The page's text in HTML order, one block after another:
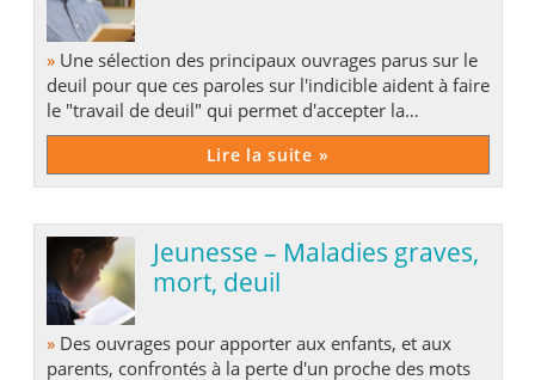
»Une sélection des principaux ouvrages parus sur le
deuil pour que ces paroles sur l'indicible aident à faire
le "travail de deuil" qui permet d'accepter la
disparition et de définir un "avant" et un "après".
Lire la suite »
Jeunesse – Maladies graves,
mort, deuil
»Des ouvrages pour apporter aux enfants, et aux
parents, confrontés à la perte d'un proche des mots